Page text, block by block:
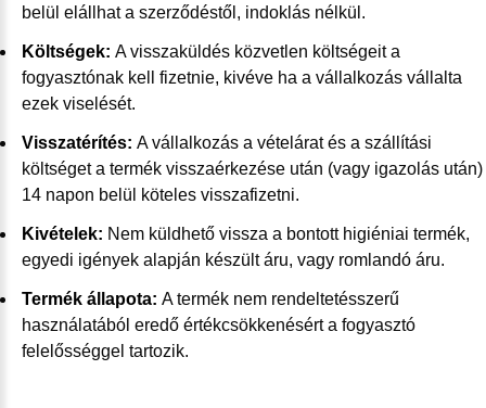
belül elállhat a szerződéstől, indoklás nélkül.
Költségek: A visszaküldés közvetlen költségeit a
fogyasztónak kell fizetnie, kivéve ha a vállalkozás vállalta
ezek viselését.
Visszatérítés: A vállalkozás a vételárat és a szállítási
költséget a termék visszaérkezése után (vagy igazolás után)
14 napon belül köteles visszafizetni.
Kivételek: Nem küldhető vissza a bontott higiéniai termék,
egyedi igények alapján készült áru, vagy romlandó áru.
Termék állapota: A termék nem rendeltetésszerű
használatából eredő értékcsökkenésért a fogyasztó
felelősséggel tartozik.